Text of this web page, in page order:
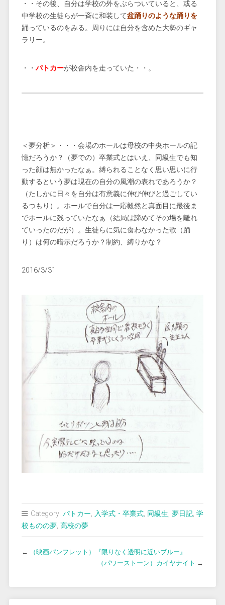
・・その後、自分は学校の外をぶらついていると、或る
中学校の生徒らが一斉に和装して盆踊りのような踊りを
踊っているのをみる。周りには自分を含めた大勢のギャ
ラリー。
・・ パトカーが校舎内を走っていた・・。
＜夢分析＞・・・会場のホールは母校の中央ホールの記
憶だろうか？（夢での）卒業式とはいえ、同級生でも知
った顔は無かったなぁ。縛られることなく思い思いに行
動するという夢は現在の自分の風潮の表れであろうか？
（たしかに日々を自分は有意義に伸び伸びと過ごしてい
るつもり）。ホールで自分は一応毅然と真面目に最後ま
でホールに残っていたなぁ（結局は諦めてその場を離れ
ていったのだが）。生徒らに気に食わなかった歌（踊
り）は何の暗示だろうか？制約、縛りかな？
2016/3/31
Category: パトカー, 入学式・卒業式, 同級生, 夢日記, 学
校ものの夢, 高校の夢
←
（映画パンフレット）『限りなく透明に近いブルー』
（パワーストーン）カイヤナイト →